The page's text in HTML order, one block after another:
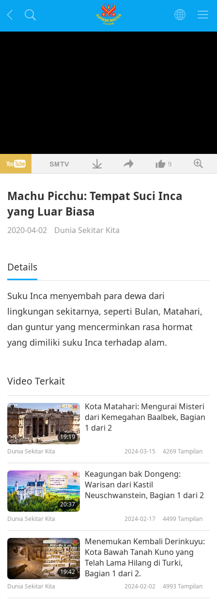
9
Machu Picchu: Tempat Suci Inca
yang Luar Biasa
2020-04-02 Dunia Sekitar Kita
Details
Suku Inca menyembah para dewa dari
lingkungan sekitarnya, seperti Bulan, Matahari,
dan guntur yang mencerminkan rasa hormat
yang dimiliki suku Inca terhadap alam.
Video Terkait
19:19
Kota Matahari: Mengurai Misteri
dari Kemegahan Baalbek, Bagian
1 dari 2
Dunia Sekitar Kita 2024-03-15 4269 Tampilan
20:37
Keagungan bak Dongeng:
Warisan dari Kastil
Neuschwanstein, Bagian 1 dari 2
Dunia Sekitar Kita 2024-02-17 4499 Tampilan
19:42
Menemukan Kembali Derinkuyu:
Kota Bawah Tanah Kuno yang
Telah Lama Hilang di Turki,
Bagian 1 dari 2.
Dunia Sekitar Kita 2024-02-02 4993 Tampilan